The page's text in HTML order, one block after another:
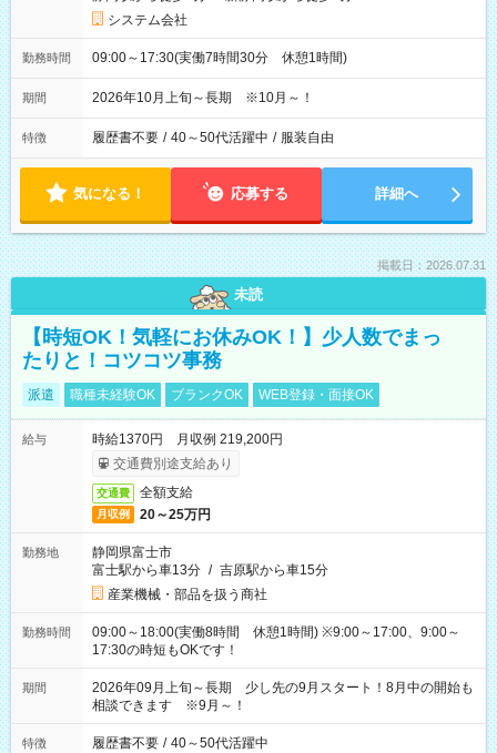
システム会社
勤務時間 09:00～17:30(実働7時間30分 休憩1時間)
期間 2026年10月上旬～長期 ※10月～！
特徴 履歴書不要 / 40～50代活躍中 / 服装自由
気になる！ 応募する 詳細へ
掲載日：2026.07.31
未読
【時短OK！気軽にお休みOK！】少人数でまっ
たりと！コツコツ事務
派遣 職種未経験OK ブランクOK WEB登録・面接OK
給与
時給1370円 月収例 219,200円
交通費別途支給あり
交通費 全額支給
月収例 20～25万円
勤務地
静岡県富士市
富士駅から車13分 / 吉原駅から車15分
産業機械・部品を扱う商社
勤務時間
09:00～18:00(実働8時間 休憩1時間) ※9:00～17:00、9:00～
17:30の時短もOKです！
期間
2026年09月上旬～長期 少し先の9月スタート！8月中の開始も
相談できます ※9月～！
特徴 履歴書不要 / 40～50代活躍中